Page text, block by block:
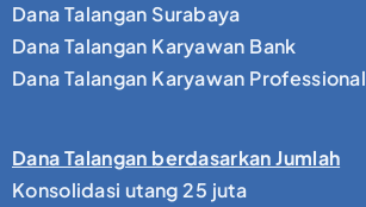
Dana Talangan Surabaya
Dana Talangan Karyawan Bank
Dana Talangan Karyawan Professional
Dana Talangan berdasarkan Jumlah
Konsolidasi utang 25 juta